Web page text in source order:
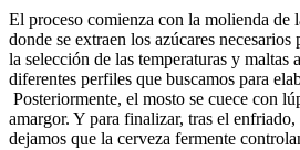
El proceso comienza con la molienda de
donde se extraen los azúcares
la selección de las temperaturas y maltas
diferentes perfiles que buscamos para
Posteriormente, el mosto se cuece con
amargor. Y para finalizar, tras el
dejamos que la cerveza fermente